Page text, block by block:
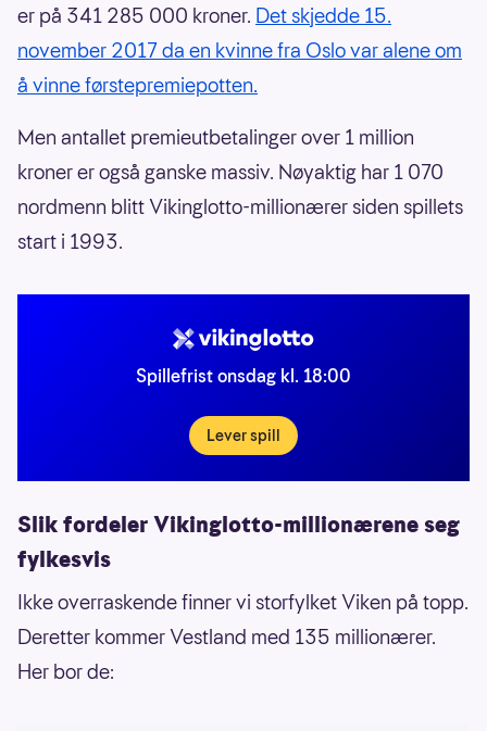
er på 341 285 000 kroner. Det skjedde 15.
november 2017 da en kvinne fra Oslo var alene om
å vinne førstepremiepotten.
Men antallet premieutbetalinger over 1 million
kroner er også ganske massiv. Nøyaktig har 1 070
nordmenn blitt Vikinglotto-millionærer siden spillets
start i 1993.
Spillefrist onsdag kl. 18:00
Lever spill
Slik fordeler Vikinglotto-millionærene seg
fylkesvis
Ikke overraskende finner vi storfylket Viken på topp.
Deretter kommer Vestland med 135 millionærer.
Her bor de: